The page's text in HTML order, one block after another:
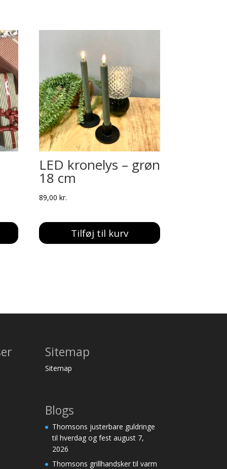
LED kronelys – grøn
18 cm
89,00 kr.
Tilføj til kurv
Sitemap
Sitemap
Blogs
Thomsons justerbare guldringe
til hverdag og fest august 7,
2026
Thomsons grillhandsker til varm